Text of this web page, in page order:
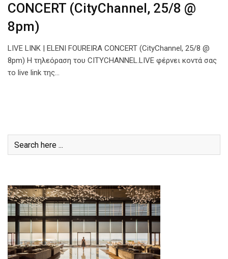
CONCERT (CityChannel, 25/8 @
8pm)
LIVE LINK | ELENI FOUREIRA CONCERT (CityChannel, 25/8 @
8pm) Η τηλεόραση του CITYCHANNEL.LIVE φέρνει κοντά σας
το live link της…